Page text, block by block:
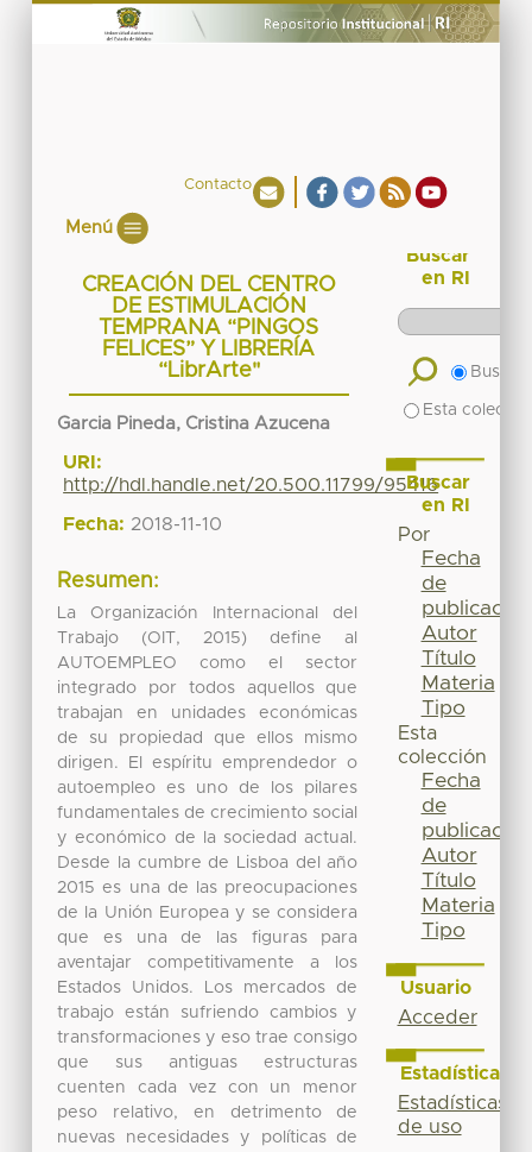
Contacto
Menú
CREACIÓN DEL CENTRO
DE ESTIMULACIÓN
TEMPRANA “PINGOS
FELICES” Y LIBRERÍA
“LibrArte"
Garcia Pineda, Cristina Azucena
URI:
http://hdl.handle.net/20.500.11799/95416
Fecha: 2018-11-10
Resumen:
La Organización Internacional del
Trabajo (OIT, 2015) define al
AUTOEMPLEO como el sector
integrado por todos aquellos que
trabajan en unidades económicas
de su propiedad que ellos mismo
dirigen. El espíritu emprendedor o
autoempleo es uno de los pilares
fundamentales de crecimiento social
y económico de la sociedad actual.
Desde la cumbre de Lisboa del año
2015 es una de las preocupaciones
de la Unión Europea y se considera
que es una de las figuras para
aventajar competitivamente a los
Estados Unidos. Los mercados de
trabajo están sufriendo cambios y
transformaciones y eso trae consigo
que sus antiguas estructuras
cuenten cada vez con un menor
peso relativo, en detrimento de
nuevas necesidades y políticas de
Buscar
en RI
Buscar
Esta
Buscar
en RI
Por
Fecha
de
publicación
Autor
Título
Materia
Tipo
Esta
colección
Fecha
de
publicación
Autor
Título
Materia
Tipo
Usuario
Acceder
Estadísticas
Estadísticas
de uso